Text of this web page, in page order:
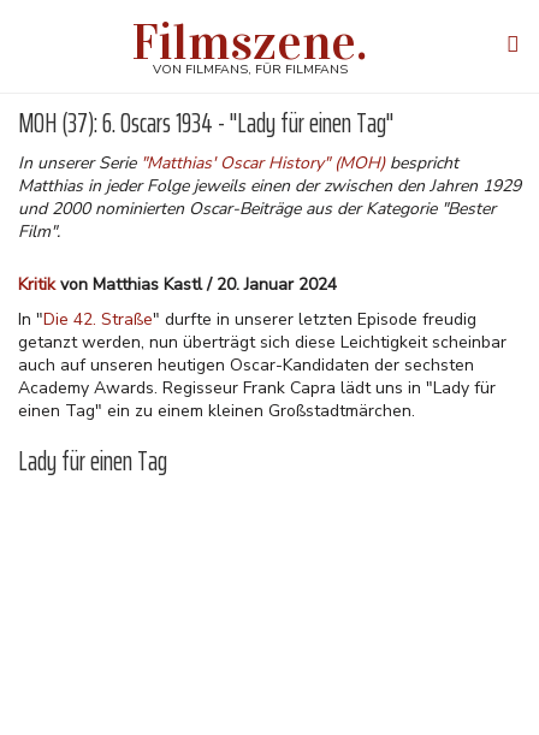
Filmszene.
VON FILMFANS, FÜR FILMFANS
MOH (37): 6. Oscars 1934 - "Lady für einen Tag"
In unserer Serie "Matthias' Oscar History" (MOH)bespricht
Matthias in jeder Folge jeweils einen der zwischen den Jahren 1929
und 2000 nominierten Oscar-Beiträge aus der Kategorie "Bester
Film".
Kritikvon Matthias Kastl / 20. Januar 2024
In "Die 42. Straße" durfte in unserer letzten Episode freudig
getanzt werden, nun überträgt sich diese Leichtigkeit scheinbar
auch auf unseren heutigen Oscar-Kandidaten der sechsten
Academy Awards. Regisseur Frank Capra lädt uns in "Lady für
einen Tag" ein zu einem kleinen Großstadtmärchen.
Lady für einen Tag